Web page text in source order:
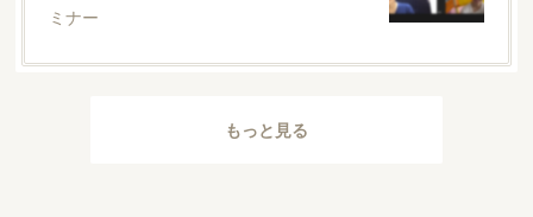
ミナー
もっと見る